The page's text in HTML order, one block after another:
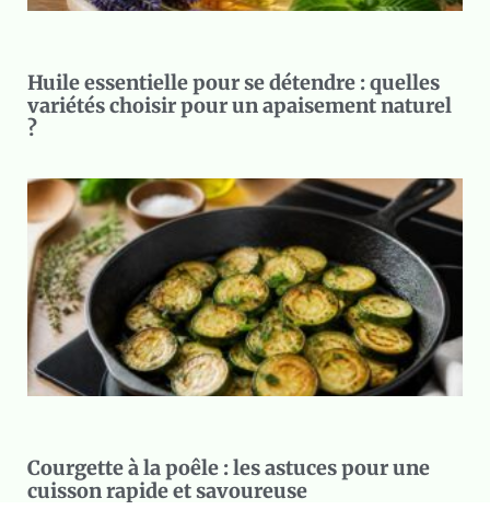
Huile essentielle pour se détendre : quelles
variétés choisir pour un apaisement naturel
?
Courgette à la poêle : les astuces pour une
cuisson rapide et savoureuse